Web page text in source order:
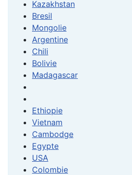
Kazakhstan
Bresil
Mongolie
Argentine
Chili
Bolivie
Madagascar
Ethiopie
Vietnam
Cambodge
Egypte
USA
Colombie